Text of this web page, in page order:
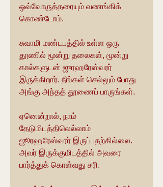
ஒவ்வோருத்தரையும் வணங்கிக்
கொண்டோம்.
சுவாமி மண்டபத்தில் உள்ள ஒரு
தூணில் மூன்று தலைகள், மூன்று
கால்களுடன் ஜுரஹரேஸ்வரர்
இருக்கிறார். நீங்கள் செல்லும் போது
அங்கு அந்தத் தூணைப் பாருங்கள்.
ஏனென்றால், நாம்
தேடுமிடத்திலெல்லாம்
ஜூரஹரேஸ்வரர் இருப்பதற்கில்லை.
அவர் இருக்குமிடத்தில் அவரை
பார்த்துக் கொள்வது சரி.